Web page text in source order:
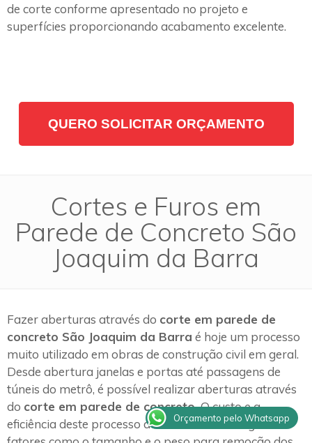
de corte conforme apresentado no projeto e
superfícies proporcionando acabamento excelente.
QUERO SOLICITAR ORÇAMENTO
Cortes e Furos em
Parede de Concreto São
Joaquim da Barra
Fazer aberturas através do corte em parede de
concreto São Joaquim da Barra é hoje um processo
muito utilizado em obras de construção civil em geral.
Desde abertura janelas e portas até passagens de
túneis do metrô, é possível realizar aberturas através
do corte em parede de concreto.O custo e a
eficiência deste processo de trabalho estão ligados a
Orçamento pelo Whatsapp